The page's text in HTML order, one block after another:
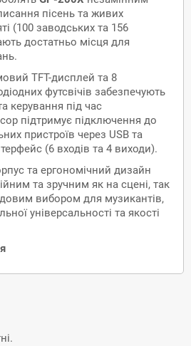
пісень та живих
(100 заводських та 156
достатньо місця для
TFT-дисплей та 8
футсвічів забезпечують
керування під час
підтримує підключення до
пристроїв через USB та
(6 входів та 4 виходи).
та ергономічний дизайн
та зручним як на сцені, так
вибором для музикантів,
універсальності та якості